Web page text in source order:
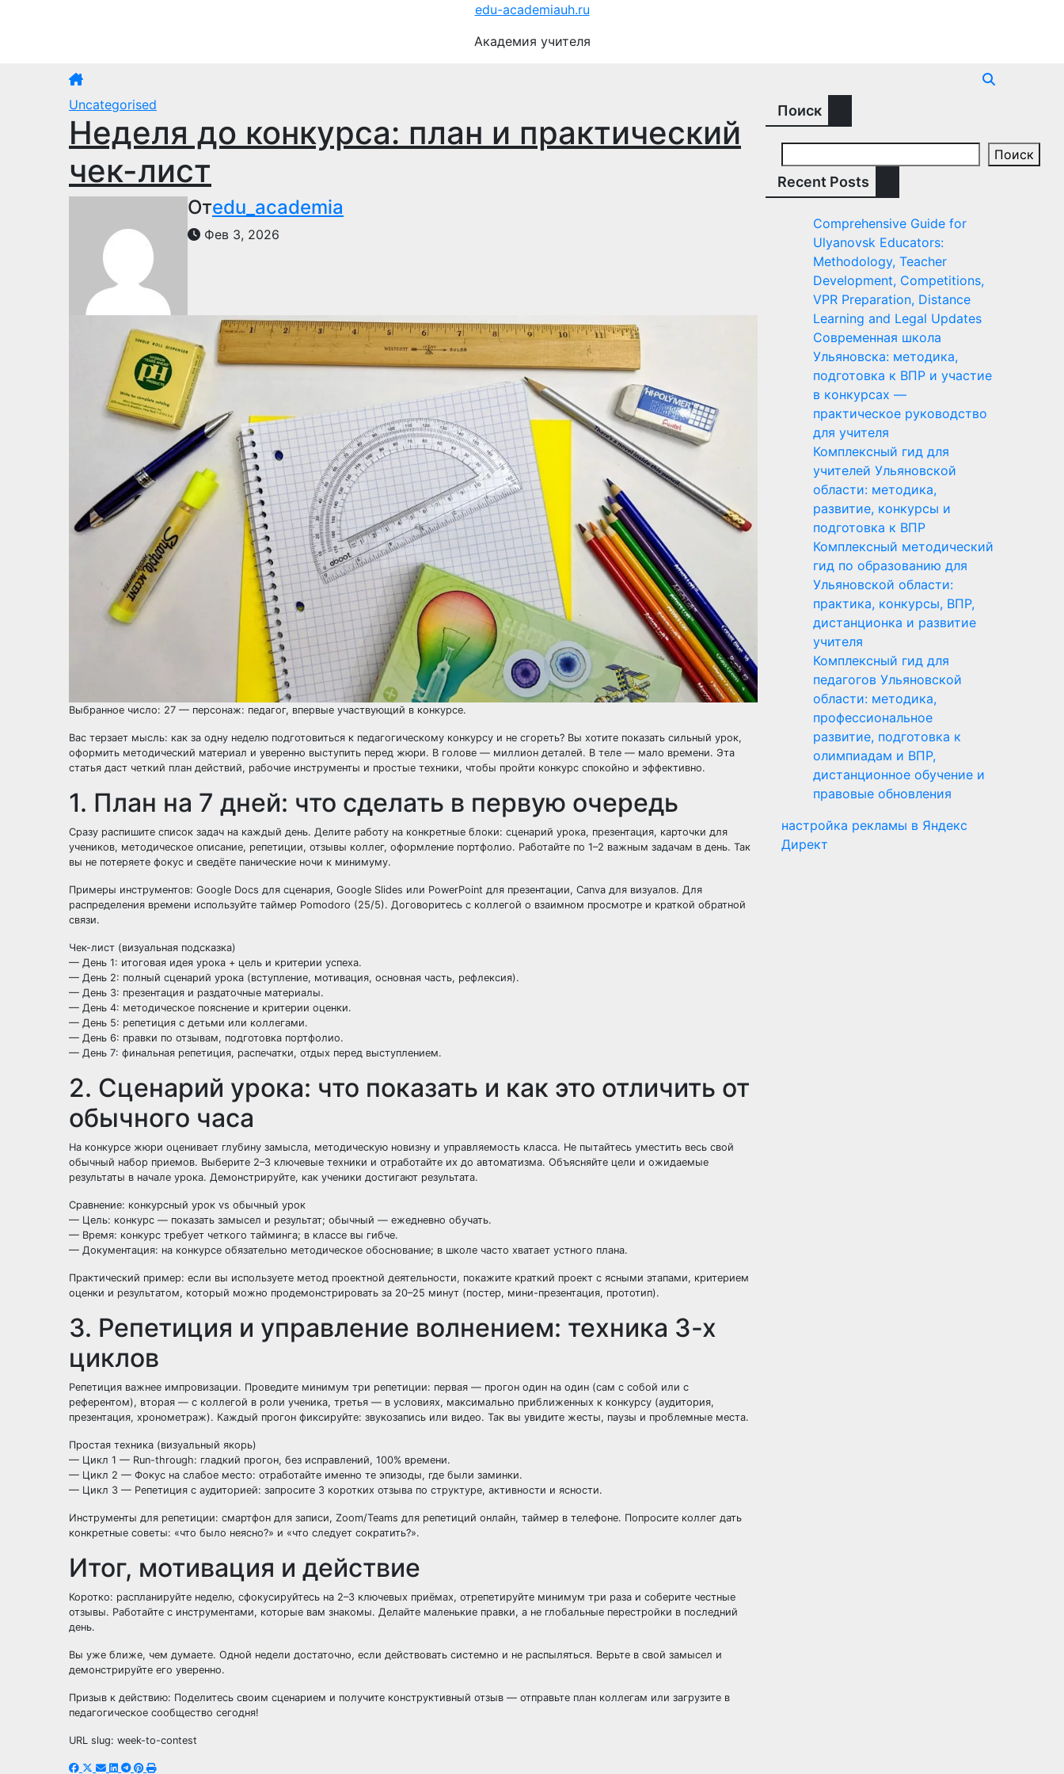
edu-academiauh.ru
Академия учителя
Uncategorised
Неделя до конкурса: план и практический
чек-лист
Отedu_academia
Фев 3, 2026
Выбранное число: 27 — персонаж: педагог, впервые участвующий в конкурсе.
Вас терзает мысль: как за одну неделю подготовиться к педагогическому конкурсу и не сгореть? Вы хотите показать сильный урок,
оформить методический материал и уверенно выступить перед жюри. В голове — миллион деталей. В теле — мало времени. Эта
статья даст четкий план действий, рабочие инструменты и простые техники, чтобы пройти конкурс спокойно и эффективно.
1. План на 7 дней: что сделать в первую очередь
Сразу распишите список задач на каждый день. Делите работу на конкретные блоки: сценарий урока, презентация, карточки для
учеников, методическое описание, репетиции, отзывы коллег, оформление портфолио. Работайте по 1–2 важным задачам в день. Так
вы не потеряете фокус и сведёте панические ночи к минимуму.
Примеры инструментов: Google Docs для сценария, Google Slides или PowerPoint для презентации, Canva для визуалов. Для
распределения времени используйте таймер Pomodoro (25/5). Договоритесь с коллегой о взаимном просмотре и краткой обратной
связи.
Чек-лист (визуальная подсказка)
— День 1: итоговая идея урока + цель и критерии успеха.
— День 2: полный сценарий урока (вступление, мотивация, основная часть, рефлексия).
— День 3: презентация и раздаточные материалы.
— День 4: методическое пояснение и критерии оценки.
— День 5: репетиция с детьми или коллегами.
— День 6: правки по отзывам, подготовка портфолио.
— День 7: финальная репетиция, распечатки, отдых перед выступлением.
2. Сценарий урока: что показать и как это отличить от
обычного часа
На конкурсе жюри оценивает глубину замысла, методическую новизну и управляемость класса. Не пытайтесь уместить весь свой
обычный набор приемов. Выберите 2–3 ключевые техники и отработайте их до автоматизма. Объясняйте цели и ожидаемые
результаты в начале урока. Демонстрируйте, как ученики достигают результата.
Сравнение: конкурсный урок vs обычный урок
— Цель: конкурс — показать замысел и результат; обычный — ежедневно обучать.
— Время: конкурс требует четкого тайминга; в классе вы гибче.
— Документация: на конкурсе обязательно методическое обоснование; в школе часто хватает устного плана.
Практический пример: если вы используете метод проектной деятельности, покажите краткий проект с ясными этапами, критерием
оценки и результатом, который можно продемонстрировать за 20–25 минут (постер, мини-презентация, прототип).
3. Репетиция и управление волнением: техника 3-х
циклов
Репетиция важнее импровизации. Проведите минимум три репетиции: первая — прогон один на один (сам с собой или с
референтом), вторая — с коллегой в роли ученика, третья — в условиях, максимально приближенных к конкурсу (аудитория,
презентация, хронометраж). Каждый прогон фиксируйте: звукозапись или видео. Так вы увидите жесты, паузы и проблемные места.
Простая техника (визуальный якорь)
— Цикл 1 — Run-through: гладкий прогон, без исправлений, 100% времени.
— Цикл 2 — Фокус на слабое место: отработайте именно те эпизоды, где были заминки.
— Цикл 3 — Репетиция с аудиторией: запросите 3 коротких отзыва по структуре, активности и ясности.
Инструменты для репетиции: смартфон для записи, Zoom/Teams для репетиций онлайн, таймер в телефоне. Попросите коллег дать
конкретные советы: «что было неясно?» и «что следует сократить?».
Итог, мотивация и действие
Коротко: распланируйте неделю, сфокусируйтесь на 2–3 ключевых приёмах, отрепетируйте минимум три раза и соберите честные
отзывы. Работайте с инструментами, которые вам знакомы. Делайте маленькие правки, а не глобальные перестройки в последний
день.
Вы уже ближе, чем думаете. Одной недели достаточно, если действовать системно и не распыляться. Верьте в свой замысел и
демонстрируйте его уверенно.
Призыв к действию: Поделитесь своим сценарием и получите конструктивный отзыв — отправьте план коллегам или загрузите в
педагогическое сообщество сегодня!
URL slug: week-to-contest
Поиск
Поиск
Recent Posts
Comprehensive Guide for
Ulyanovsk Educators:
Methodology, Teacher
Development, Competitions,
VPR Preparation, Distance
Learning and Legal Updates
Современная школа
Ульяновска: методика,
подготовка к ВПР и участие
в конкурсах —
практическое руководство
для учителя
Комплексный гид для
учителей Ульяновской
области: методика,
развитие, конкурсы и
подготовка к ВПР
Комплексный методический
гид по образованию для
Ульяновской области:
практика, конкурсы, ВПР,
дистанционка и развитие
учителя
Комплексный гид для
педагогов Ульяновской
области: методика,
профессиональное
развитие, подготовка к
олимпиадам и ВПР,
дистанционное обучение и
правовые обновления
настройка рекламы в Яндекс
Директ